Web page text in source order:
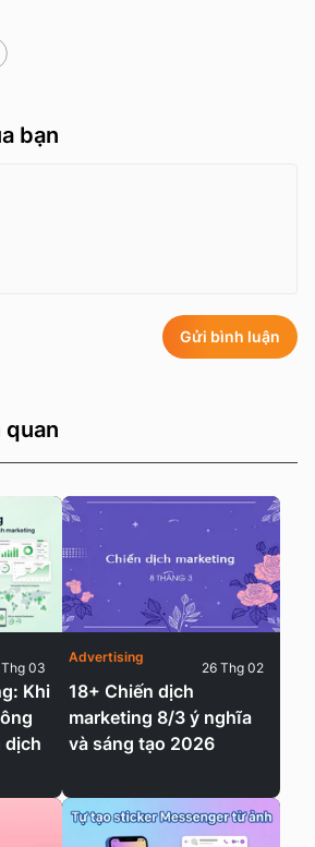
bạn
Gửi bình luận
quan
Khi
dịch
03
18+ Chiến dịch
marketing 8/3 ý nghĩa
và sáng tạo 2026
Advertising
26 Thg 02